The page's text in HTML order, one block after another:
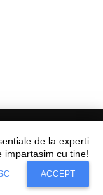
Transporturi
Accept
de la experti
impartasim cu tine!
ACCEPT